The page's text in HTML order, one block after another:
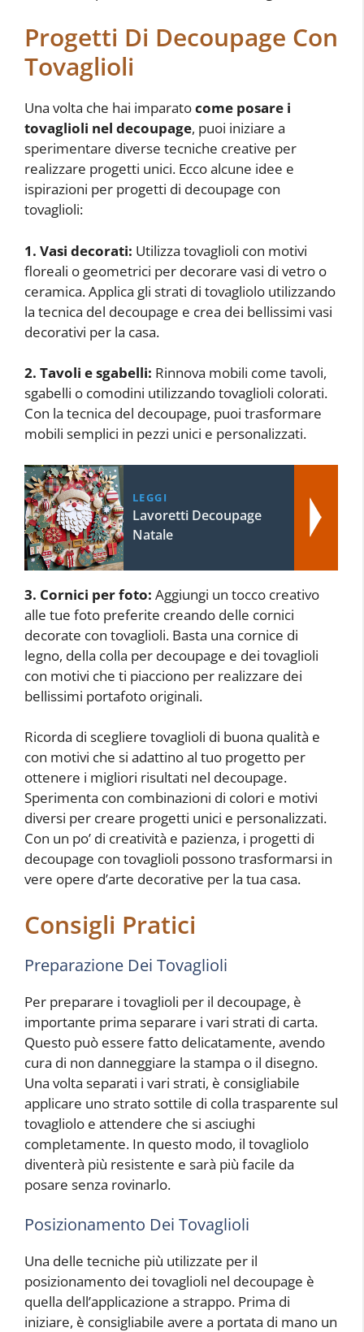
Progetti Di Decoupage Con
Tovaglioli
Una volta che hai imparatocome posare i
tovaglioli nel decoupage, puoi iniziare a
sperimentare diverse tecniche creative per
realizzare progetti unici. Ecco alcune idee e
ispirazioni per progetti di decoupage con
tovaglioli:
1. Vasi decorati: Utilizza tovaglioli con motivi
floreali o geometrici per decorare vasi di vetro o
ceramica. Applica gli strati di tovagliolo utilizzando
la tecnica del decoupage e crea dei bellissimi vasi
decorativi per la casa.
2. Tavoli e sgabelli: Rinnova mobili come tavoli,
sgabelli o comodini utilizzando tovaglioli colorati.
Con la tecnica del decoupage, puoi trasformare
mobili semplici in pezzi unici e personalizzati.
LEGGI
Lavoretti Decoupage
Natale
3. Cornici per foto: Aggiungi un tocco creativo
alle tue foto preferite creando delle cornici
decorate con tovaglioli. Basta una cornice di
legno, della colla per decoupage e dei tovaglioli
con motivi che ti piacciono per realizzare dei
bellissimi portafoto originali.
Ricorda di scegliere tovaglioli di buona qualità e
con motivi che si adattino al tuo progetto per
ottenere i migliori risultati nel decoupage.
Sperimenta con combinazioni di colori e motivi
diversi per creare progetti unici e personalizzati.
Con un po’ di creatività e pazienza, i progetti di
decoupage con tovaglioli possono trasformarsi in
vere opere d’arte decorative per la tua casa.
Consigli Pratici
Preparazione Dei Tovaglioli
Per preparare i tovaglioli per il decoupage, è
importante prima separare i vari strati di carta.
Questo può essere fatto delicatamente, avendo
cura di non danneggiare la stampa o il disegno.
Una volta separati i vari strati, è consigliabile
applicare uno strato sottile di colla trasparente sul
tovagliolo e attendere che si asciughi
completamente. In questo modo, il tovagliolo
diventerà più resistente e sarà più facile da
posare senza rovinarlo.
Posizionamento Dei Tovaglioli
Una delle tecniche più utilizzate per il
posizionamento dei tovaglioli nel decoupage è
quella dell’applicazione a strappo. Prima di
iniziare, è consigliabile avere a portata di mano un